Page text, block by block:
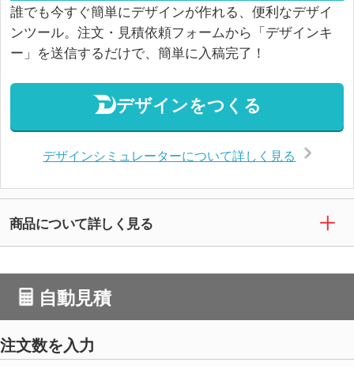
誰でも今すぐ簡単にデザインが作れる、便利なデザイ
ンツール。注文・見積依頼フォームから「デザインキ
ー」を送信するだけで、簡単に入稿完了！
デザインをつくる
デザインシミュレーターについて詳しく見る
商品について詳しく見る
自動見積
注文数を入力